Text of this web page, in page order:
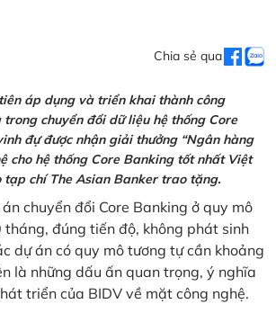
Chia sẻ qua
áp dụng và triển khai thành công
chuyển đổi dữ liệu hệ thống Core
đự được nhận giải thưởng “Ngân hàng
cho hệ thống Core Banking tốt nhất Việt
tạp chí The Asian Banker trao tặng.
chuyển đổi Core Banking ở quy mô
đúng tiến độ, không phát sinh
dự án có quy mô tương tự cần khoảng
là những dấu ấn quan trọng, ý nghĩa
triển của BIDV về mặt công nghệ.